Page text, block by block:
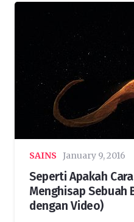
SAINS January 9, 2016
Seperti Apakah
Menghisap Sebuah
dengan Video)